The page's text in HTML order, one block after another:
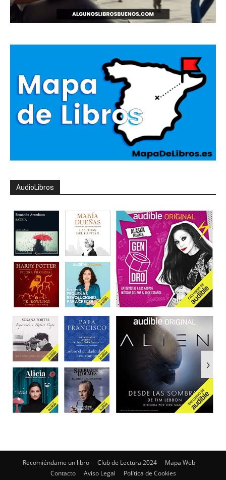
AudioLibros
Recomiéndame un libro Club de Lectura 2024
Mapa Web
Contacto
Aviso Legal Política de Cookies